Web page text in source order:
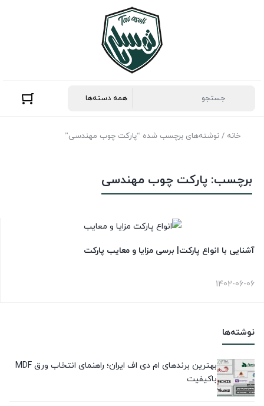
خانه / نوشته‌های برچسب شده “پارکت چوب مهندسی”
نوشته‌ها
بهترین برندهای ام دی اف ایران؛ راهنمای انتخاب ورق MDF
باکیفیت
برچسب: پارکت چوب مهندسی
آشنایی با انواع پارکت| برسی مزایا و معایب پارکت
1402-06-06